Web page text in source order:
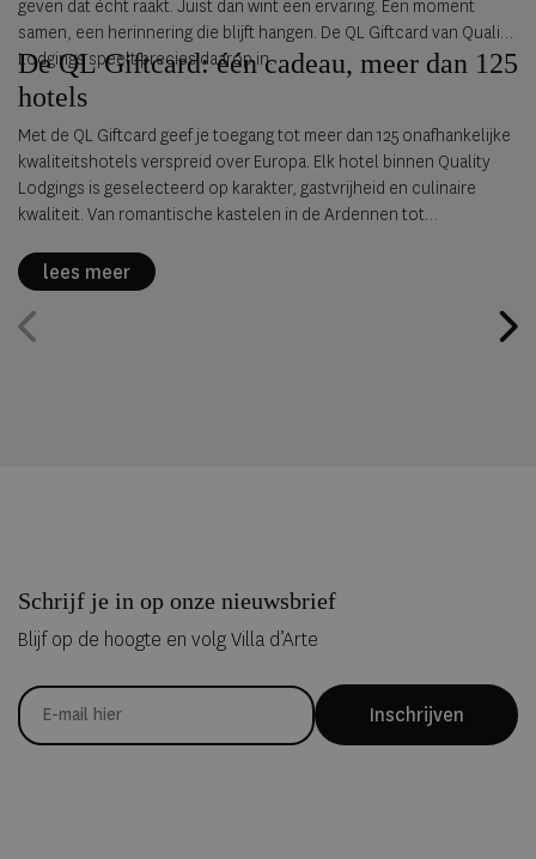
geven dat écht raakt. Juist dan wint een ervaring. Een moment
samen, een herinnering die blijft hangen. De QL Giftcard van Quality
Lodgings speelt precies daarop in.
De QL Giftcard: één cadeau, meer dan 125
hotels
Met de QL Giftcard geef je toegang tot meer dan 125 onafhankelijke
kwaliteitshotels verspreid over Europa. Elk hotel binnen Quality
Lodgings is geselecteerd op karakter, gastvrijheid en culinaire
kwaliteit. Van romantische kastelen in de Ardennen tot
waar en wanneer de giftcard wordt besteed.
lees meer
Schrijf je in op onze nieuwsbrief
Blijf op de hoogte en volg Villa d’Arte
Inschrijven